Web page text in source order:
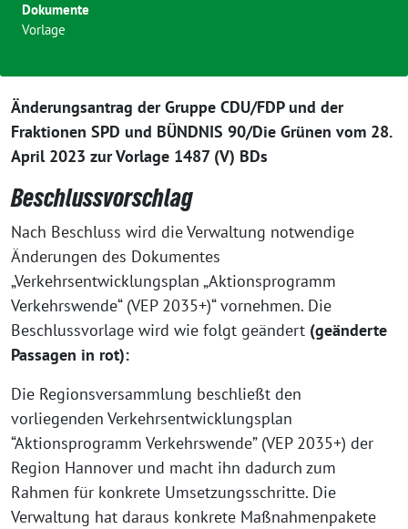
Änderungsantrag der Gruppe CDU/FDP und der
Fraktionen SPD und BÜNDNIS 90/Die Grünen vom 28.
April 2023 zur Vorlage 1487 (V) BDs
Beschlussvorschlag
Nach Beschluss wird die Verwaltung notwendige
Änderungen des Dokumentes
„Verkehrsentwicklungsplan „Aktionsprogramm
Verkehrswende“ (VEP 2035+)“ vornehmen. Die
Beschlussvorlage wird wie folgt geändert (geänderte
Passagen in rot):
Die Regionsversammlung beschließt den
vorliegenden Verkehrsentwicklungsplan
“Aktionsprogramm Verkehrswende” (VEP 2035+) der
Region Hannover und macht ihn dadurch zum
Rahmen für konkrete Umsetzungsschritte. Die
Verwaltung hat daraus konkrete Maßnahmenpakete
Dokumente
Vorlage